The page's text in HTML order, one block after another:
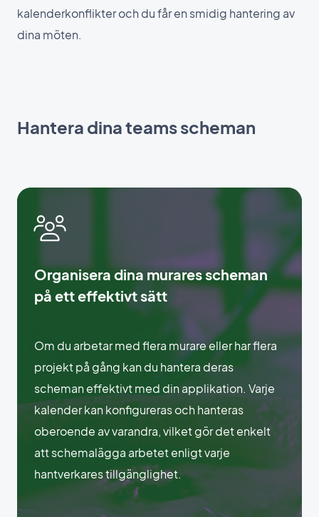
kalenderkonflikter och du får en smidig hantering av
dina möten.
Hantera dina teams scheman
Organisera dina murares scheman
på ett effektivt sätt
Om du arbetar med flera murare eller har flera
projekt på gång kan du hantera deras
scheman effektivt med din applikation. Varje
kalender kan konfigureras och hanteras
oberoende av varandra, vilket gör det enkelt
att schemalägga arbetet enligt varje
hantverkares tillgänglighet.